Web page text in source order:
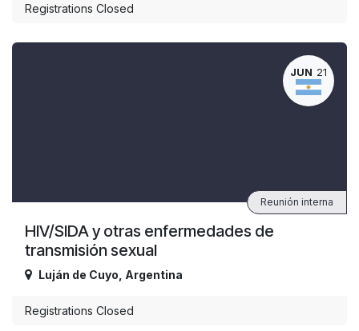
Registrations Closed
JUN 21
HIV/SIDA y otras enfermedades de
transmisión sexual
Reunión interna
Luján de Cuyo Argentina
Registrations Closed